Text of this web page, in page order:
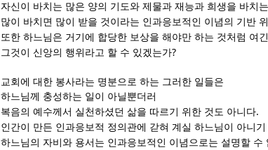
자신이 바치는 많은 양의 기도와 제물과 재능과 희생을 바치
많이 바치면 많이 받을 것이라는 인과응보적인 이념의 기반
또한 하느님은 거기에 합당한 보상을 해야만 하는 것처럼 여
그것이 신앙의 행위라고 할 수 있겠는가?
교회에 대한 봉사라는 명분으로 하는 그러한 일들은
하느님께 충성하는 일이 아닐뿐더러
복음의 예수께서 실천하셨던 삶을 따르기 위한 것도 아니다.
인간이 만든 인과응보적 정의관에 갇혀 계실 하느님이 아니
하느님의 자비와 용서는 인과응보적인 이념으로는 설명할 수